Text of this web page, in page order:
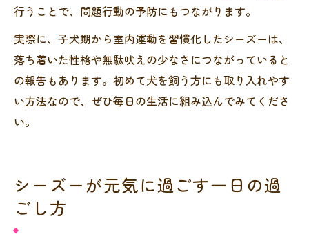
行うことで、問題行動の予防にもつながります。
実際に、子犬期から室内運動を習慣化したシーズーは、
落ち着いた性格や無駄吠えの少なさにつながっていると
の報告もあります。初めて犬を飼う方にも取り入れやす
い方法なので、ぜひ毎日の生活に組み込んでみてくださ
い。
シーズーが元気に過ごす一日の過
ごし方